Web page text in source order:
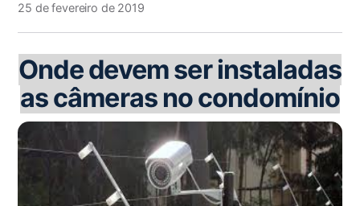
25 de fevereiro de 2019
Onde devem ser instaladas
as câmeras no condomínio